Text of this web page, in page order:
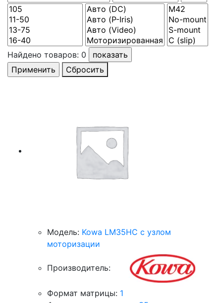
Найдено товаров: 0
Сбросить
Модель: Kowa LM35HC с узлом
моторизации
Производитель:
Формат матрицы: 1